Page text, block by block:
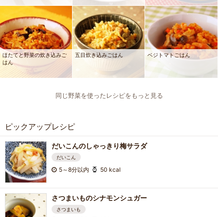
ほたてと野菜の炊き込みご
はん
五目炊き込みごはん ベジトマトごはん
同じ野菜を使ったレシピをもっと見る
ピックアップレシピ
だいこんのしゃっきり梅サラダ
だいこん
5～8分以内 50 kcal
さつまいものシナモンシュガー
さつまいも